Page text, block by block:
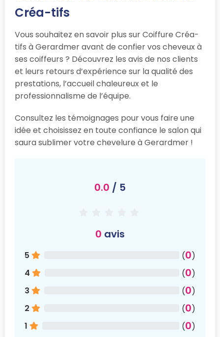
Créa-tifs
Vous souhaitez en savoir plus sur Coiffure Créa-
tifs à Gerardmer avant de confier vos cheveux à
ses coiffeurs ? Découvrez les avis de nos clients
et leurs retours d’expérience sur la qualité des
prestations, l’accueil chaleureux et le
professionnalisme de l’équipe.
Consultez les témoignages pour vous faire une
idée et choisissez en toute confiance le salon qui
saura sublimer votre chevelure à Gerardmer !
0.0 / 5
0 avis
5 (0)
4
(0)
3
(0)
2
(0)
1
(0)